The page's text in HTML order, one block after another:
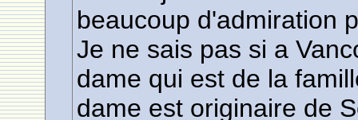
beaucoup d'admiration
Je ne sais pas si a
dame qui est de la
dame est originaire de